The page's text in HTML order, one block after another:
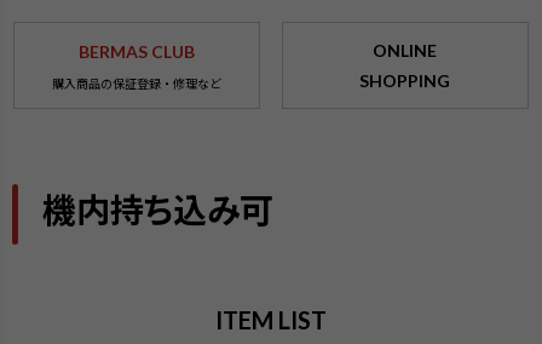
BERMAS CLUB
購入商品の保証登録・修理など
ONLINE
SHOPPING
機内持ち込み可
ITEM LIST